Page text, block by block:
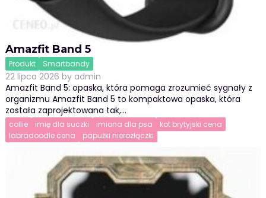
Amazfit Band 5
Produkt Smartbandy
22 lipca 2026 by admin
Amazfit Band 5: opaska, która pomaga zrozumieć sygnały z
organizmu Amazfit Band 5 to kompaktowa opaska, która
została zaprojektowana tak,…
collie imię dla suczki imiona dla psa
kot brytyjski cena
labradoodle cena
papużki nierozłączki